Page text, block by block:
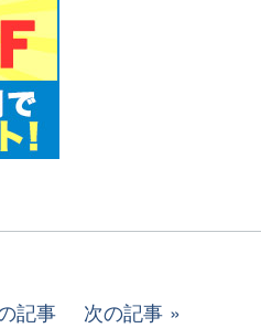
記事 次の記事